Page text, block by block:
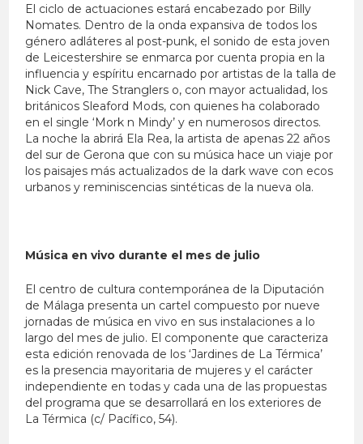
El ciclo de actuaciones estará encabezado por Billy
Nomates. Dentro de la onda expansiva de todos los
género adláteres al post-punk, el sonido de esta joven
de Leicestershire se enmarca por cuenta propia en la
influencia y espíritu encarnado por artistas de la talla de
Nick Cave, The Stranglers o, con mayor actualidad, los
británicos Sleaford Mods, con quienes ha colaborado
en el single ‘Mork n Mindy’ y en numerosos directos.
La noche la abrirá Ela Rea, la artista de apenas 22 años
del sur de Gerona que con su música hace un viaje por
los paisajes más actualizados de la dark wave con ecos
urbanos y reminiscencias sintéticas de la nueva ola.
Música en vivo durante el mes de julio
El centro de cultura contemporánea de la Diputación
de Málaga presenta un cartel compuesto por nueve
jornadas de música en vivo en sus instalaciones a lo
largo del mes de julio. El componente que caracteriza
esta edición renovada de los ‘Jardines de La Térmica’
es la presencia mayoritaria de mujeres y el carácter
independiente en todas y cada una de las propuestas
del programa que se desarrollará en los exteriores de
La Térmica (c/ Pacífico, 54).